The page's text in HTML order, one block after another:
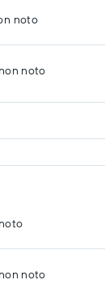
noto
noto
noto